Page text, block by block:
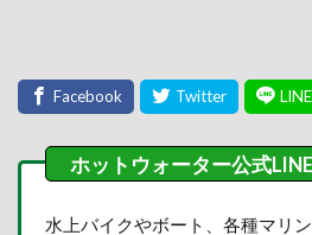
水上バイクやボート、各種マリ